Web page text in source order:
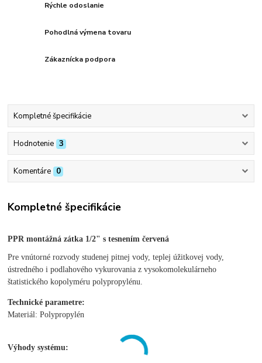
Rýchle odoslanie
Pohodlná výmena tovaru
Zákaznícka podpora
Kompletné špecifikácie
Hodnotenie 3
Komentáre 0
Kompletné špecifikácie
PPR montážná zátka 1/2" s tesnením červená
Pre vnútorné rozvody studenej pitnej vody, teplej úžitkovej vody,
ústredného i podlahového vykurovania z vysokomolekulárneho
štatistického kopolyméru polypropylénu.
Technické parametre:
Materiál: Polypropylén
Výhody systému: